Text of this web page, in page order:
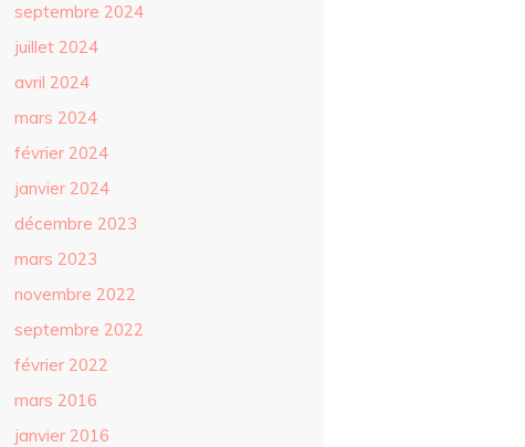
septembre 2024
juillet 2024
avril 2024
mars 2024
février 2024
janvier 2024
décembre 2023
mars 2023
novembre 2022
septembre 2022
février 2022
mars 2016
janvier 2016